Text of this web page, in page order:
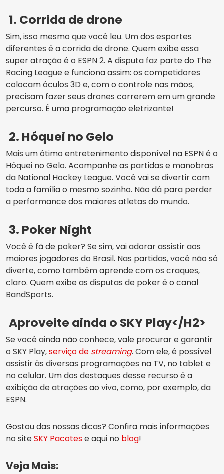
1. Corrida de drone
Sim, isso mesmo que você leu. Um dos esportes
diferentes é a corrida de drone. Quem exibe essa
super atração é o ESPN 2. A disputa faz parte do The
Racing League e funciona assim: os competidores
colocam óculos 3D e, com o controle nas mãos,
precisam fazer seus drones correrem em um grande
percurso. É uma programação eletrizante!
2. Hóquei no Gelo
Mais um ótimo entretenimento disponível na ESPN é o
Hóquei no Gelo. Acompanhe as partidas e manobras
da National Hockey League. Você vai se divertir com
toda a família o mesmo sozinho. Não dá para perder
a performance dos maiores atletas do mundo.
3. Poker Night
Você é fã de poker? Se sim, vai adorar assistir aos
maiores jogadores do Brasil. Nas partidas, você não só
diverte, como também aprende com os craques,
claro. Quem exibe as disputas de poker é o canal
BandSports.
Aproveite ainda o SKY Play</H2>
Se você ainda não conhece, vale procurar e garantir
o SKY Play,serviço de streaming. Com ele, é possível
assistir às diversas programações na TV, no tablet e
no celular. Um dos destaques desse recurso é a
exibição de atrações ao vivo, como, por exemplo, da
ESPN.
Gostou das nossas dicas? Confira mais informações
no siteSKY Pacotese aqui no blog!
Veja Mais: